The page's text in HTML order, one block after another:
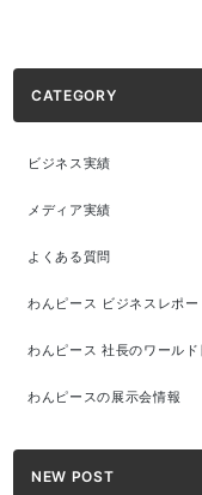
CATEGORY
ビジネス実績
メディア実績
よくある質問
わんピース ビジネスレポー
わんピース 社長のワールド
わんピースの展示会情報
NEW POST